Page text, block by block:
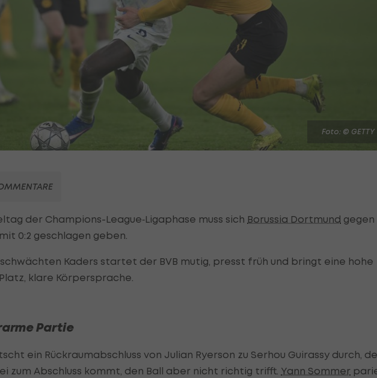
Foto: © GETTY
der Champions-League‑Ligaphase muss sich Borussia Dortmund gegen
mit 0:2 geschlagen geben.
Kaders startet der BVB mutig, presst früh und bringt eine hohe
klare Körpersprache.
Partie
ein Rückraumabschluss von Julian Ryerson zu Serhou Guirassy durch,
zum Abschluss kommt, den Ball aber nicht richtig trifft. Yann Sommer